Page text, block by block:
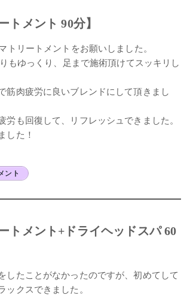
トメント 90分】
トリートメントをお願いしました。
もゆっくり、足まで施術頂けてスッキリし
筋肉疲労に良いブレンドにして頂きまし
労も回復して、リフレッシュできました。
した！
ント
トメント+ドライヘッドスパ 60
したことがなかったのですが、初めてして
ックスできました。